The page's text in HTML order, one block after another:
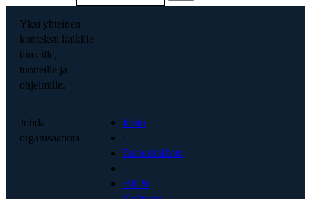
Yksi yhteinen
konteksti kaikille
tiimeille,
tuotteille ja
ohjelmille.
Johda
organisaatiota
Johto
·
Taloushallinto
·
HR &